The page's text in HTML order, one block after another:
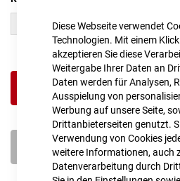
Diese Webseite verwendet
Technologien. Mit einem
akzeptieren Sie diese
Weitergabe Ihrer Daten an
Daten werden für Analysen,
Ausspielung von
Werbung auf unsere Seite,
Drittanbieterseiten genutzt.
Verwendung von Cookies
weitere Informationen, auch
Datenverarbeitung durch
50 cm
IN DEN
PROBEFAHRT